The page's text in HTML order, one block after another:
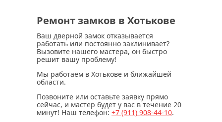
Ремонт замков в Хотькове
Ваш дверной замок отказывается
работать или постоянно заклинивает?
Вызовите нашего мастера, он быстро
решит вашу проблему!
Мы работаем в Хотькове и ближайшей
области.
Позвоните или оставьте заявку прямо
сейчас, и мастер будет у вас в течение 20
минут! Наш телефон: +7 (911) 908-44-10.